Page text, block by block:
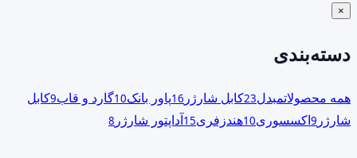
×
دسته‌بندی
همه محصولاتمبدل23کابل شارژر 16پاور بانک10گارد و قاب9کابل
شارژر 9اکسسوری10هندزفری15آداپتور شارژر 8